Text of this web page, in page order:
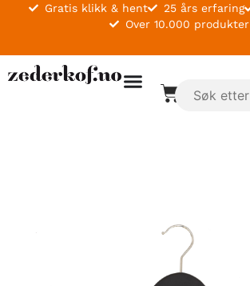
Gratis klikk & hent 25 års erfaring
Over 10.000 produkter